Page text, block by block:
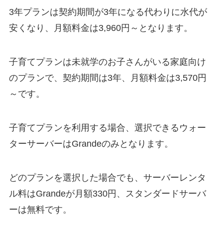
3年プランは契約期間が3年になる代わりに水代が
安くなり、月額料金は3,960円～となります。
子育てプランは未就学のお子さんがいる家庭向け
のプランで、契約期間は3年、月額料金は3,570円
～です。
子育てプランを利用する場合、選択できるウォー
ターサーバーはGrandeのみとなります。
どのプランを選択した場合でも、 サーバーレンタ
ル料はGrandeが月額330円、スタンダードサーバ
ーは無料です。